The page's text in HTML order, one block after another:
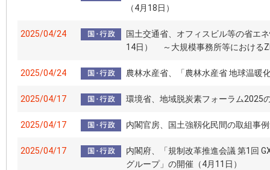
（4月18日）
2025/04/24
国土交通省、オフィスビル等の省エ
14日） ～大規模事務所等における
2025/04/24 農林水産省、「農林水産省 地球温暖
2025/04/17 環境省、地域脱炭素フォーラム2025
2025/04/17 内閣官房、国土強靱化民間の取組事
2025/04/17
内閣府、「規制改革推進会議 第1回
グループ」の開催（4月11日）